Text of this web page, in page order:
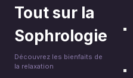
Tout sur la
Sophrologie
Découvrez les bienfaits de
la relaxation